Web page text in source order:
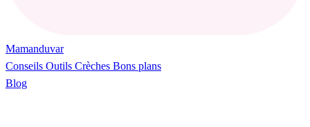
Mamanduvar
Conseils Outils Crèches Bons plans
Blog